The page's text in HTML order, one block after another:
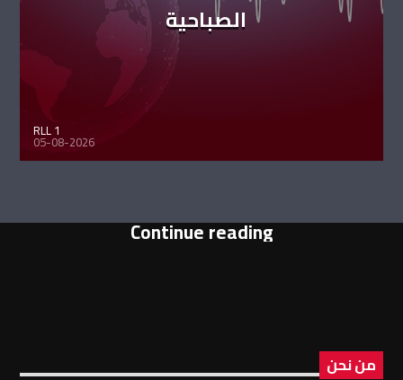
الصباحية
RLL 1
05-08-2026
Continue reading
من نحن